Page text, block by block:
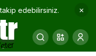
takip edebilirsiniz.
0 Paylaş